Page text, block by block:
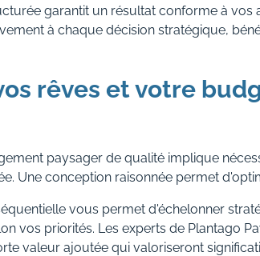
garantit un résultat conforme à vos
à chaque décision stratégique,
rêves et votre
paysager de qualité implique
Une conception raisonnée permet
vous permet d'échelonner
vos priorités. Les experts de Plantago
valeur ajoutée qui valoriseront